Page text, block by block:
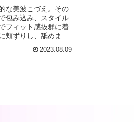
な美波こづえ。その
包み込み、スタイル
フィット感抜群に着
頬ずりし、舐めまわ
かしい接写映像にこ
2023.08.09